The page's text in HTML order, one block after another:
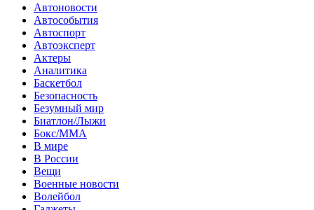
Автоновости
Автособытия
Автоспорт
Автоэксперт
Актеры
Аналитика
Баскетбол
Безопасность
Безумный мир
Биатлон/Лыжи
Бокс/MMA
В мире
В России
Вещи
Военные новости
Волейбол